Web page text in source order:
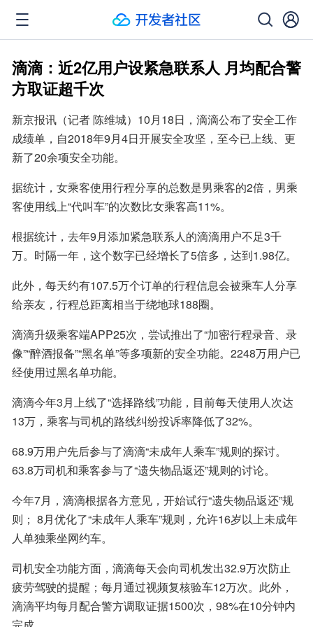
滴滴：近2亿用户设紧急联系人 月均配合警
方取证超千次
新京报讯（记者 陈维城）10月18日，滴滴公布了安全工作
成绩单，自2018年9月4日开展安全攻坚，至今已上线、更
新了20余项安全功能。
据统计，女乘客使用行程分享的总数是男乘客的2倍，男乘
客使用线上“代叫车”的次数比女乘客高11%。
根据统计，去年9月添加紧急联系人的滴滴用户不足3千
万。时隔一年，这个数字已经增长了5倍多，达到1.98亿。
此外，每天约有107.5万个订单的行程信息会被乘车人分享
给亲友，行程总距离相当于绕地球188圈。
滴滴升级乘客端APP25次，尝试推出了“加密行程录音、录
像”“醉酒报备”“黑名单”等多项新的安全功能。2248万用户已
经使用过黑名单功能。
滴滴今年3月上线了“选择路线”功能，目前每天使用人次达
13万，乘客与司机的路线纠纷投诉率降低了32%。
68.9万用户先后参与了滴滴“未成年人乘车”规则的探讨。
63.8万司机和乘客参与了“遗失物品返还”规则的讨论。
今年7月，滴滴根据各方意见，开始试行“遗失物品返还”规
则； 8月优化了“未成年人乘车”规则，允许16岁以上未成年
人单独乘坐网约车。
司机安全功能方面，滴滴每天会向司机发出32.9万次防止
疲劳驾驶的提醒；每月通过视频复核验车12万次。此外，
滴滴平均每月配合警方调取证据1500次，98%在10分钟内